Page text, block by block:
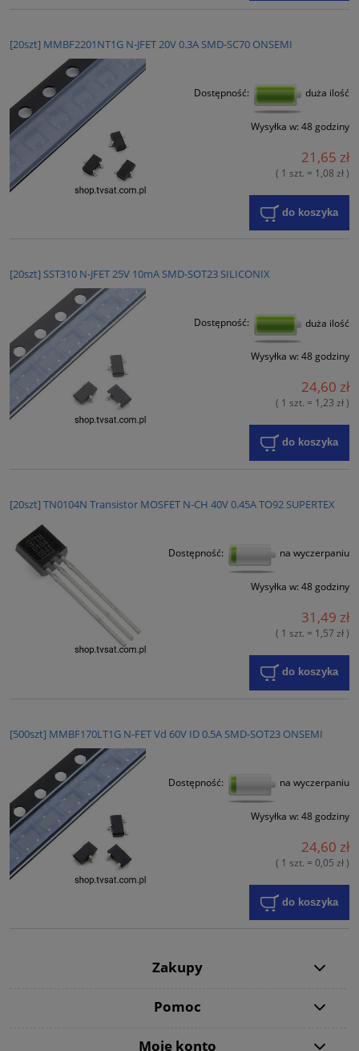
[20szt] MMBF2201NT1G N-JFET 20V 0.3A SMD-SC70 ONSEMI
Dostępność: duża ilość
Wysyłka w: 48 godziny
21,65 zł
( 1 szt. = 1,08 zł )
do koszyka
[20szt] SST310 N-JFET 25V 10mA SMD-SOT23 SILICONIX
Dostępność: duża ilość
Wysyłka w: 48 godziny
24,60 zł
( 1 szt. = 1,23 zł )
do koszyka
[20szt] TN0104N Transistor MOSFET N-CH 40V 0.45A TO92 SUPERTEX
Dostępność: na wyczerpaniu
Wysyłka w: 48 godziny
31,49 zł
( 1 szt. = 1,57 zł )
do koszyka
[500szt] MMBF170LT1G N-FET Vd 60V ID 0.5A SMD-SOT23 ONSEMI
Dostępność: na wyczerpaniu
Wysyłka w: 48 godziny
24,60 zł
( 1 szt. = 0,05 zł )
do koszyka
Zakupy
Pomoc
Moje konto